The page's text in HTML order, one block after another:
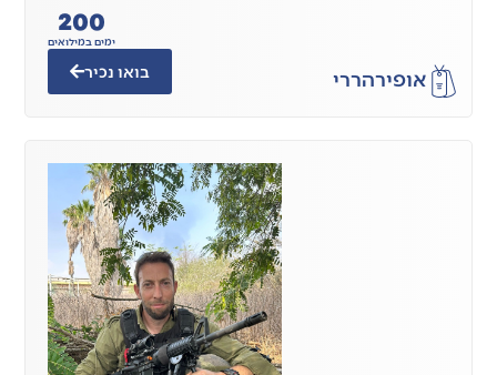
אופירהררי
ימים במילואים
200
בואו נכיר